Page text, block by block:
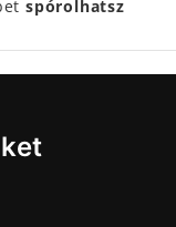
spórolhatsz
SEGÍTIK